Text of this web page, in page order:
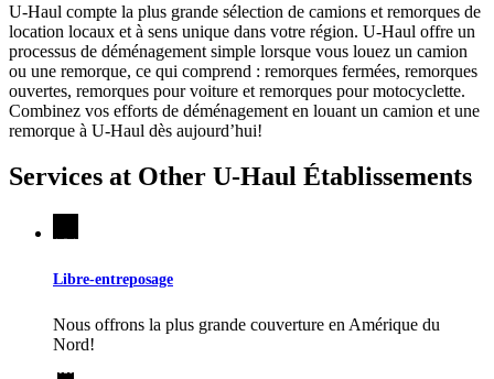
U-Haul compte la plus grande sélection de camions et remorques de
location locaux et à sens unique dans votre région. U-Haul offre un
processus de déménagement simple lorsque vous louez un camion
ou une remorque, ce qui comprend : remorques fermées, remorques
ouvertes, remorques pour voiture et remorques pour motocyclette.
Combinez vos efforts de déménagement en louant un camion et une
remorque à U-Haul dès aujourd’hui!
Services at Other U-Haul Établissements
Libre-entreposage
Nous offrons la plus grande couverture en Amérique du
Nord!